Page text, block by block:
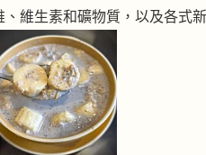
可溝舊油
、維生素和礦物質，以及各式